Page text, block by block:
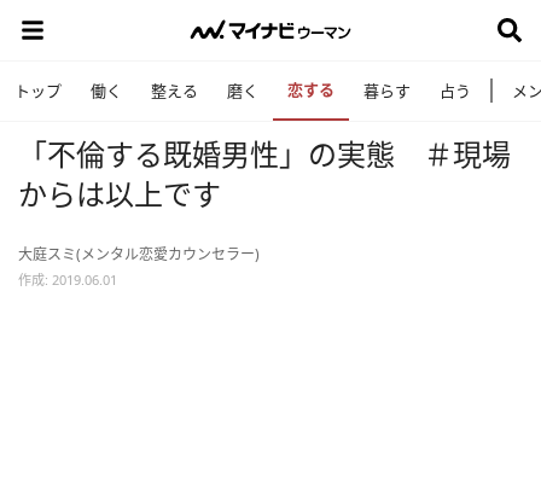
トップ 働く 整える 磨く 恋する 暮らす 占う メ
「不倫する既婚男性」の実態 ＃現場
からは以上です
大庭スミ(メンタル恋愛カウンセラー)
作成: 2019.06.01